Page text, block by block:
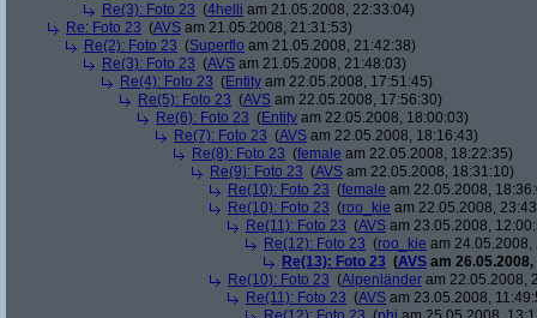
Re(3): Foto 23 (4helli am 21.05.2008, 22:33:04)
Re: Foto 23 (AVS am 21.05.2008, 21:31:53)
Re(2): Foto 23 (Superflo am 21.05.2008, 21:42:38)
Re(3): Foto 23 (AVS am 21.05.2008, 21:48:03)
Re(4): Foto 23 (Entity am 22.05.2008, 17:51:45)
Re(5): Foto 23 (AVS am 22.05.2008, 17:56:30)
Re(6): Foto 23 (Entity am 22.05.2008, 18:00:03)
Re(7): Foto 23 (AVS am 22.05.2008, 18:16:43)
Re(8): Foto 23 (female am 22.05.2008, 18:22:35)
Re(9): Foto 23 (AVS am 22.05.2008, 18:31:10)
Re(10): Foto 23 (female am 22.05.2008,
Re(10): Foto 23 (roo_kie am 22.05.2008,
Re(11): Foto 23 (AVS am 23.05.2008,
Re(12): Foto 23 (roo_kie am 24.05.2008,
Re(13): Foto 23 (AVS am
Re(10): Foto 23 (Alpenländer am 22.05.2008,
Re(11): Foto 23 (AVS am 23.05.2008,